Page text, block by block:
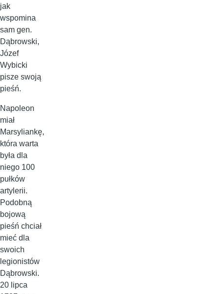
jak
wspomina
sam gen.
Dąbrowski,
Józef
Wybicki
pisze swoją
pieśń.
Napoleon
miał
Marsyliankę,
która warta
była dla
niego 100
pułków
artylerii.
Podobną
bojową
pieśń chciał
mieć dla
swoich
legionistów
Dąbrowski.
20 lipca